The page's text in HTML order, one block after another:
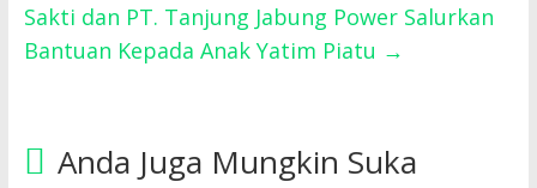
Sakti dan PT. Tanjung Jabung Power Salurkan
Bantuan Kepada Anak Yatim Piatu →
Anda Juga Mungkin Suka